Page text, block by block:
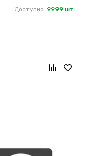
Доступно: 9999 шт.